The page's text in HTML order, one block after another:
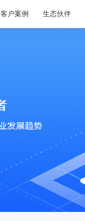
客户案例 生态伙伴